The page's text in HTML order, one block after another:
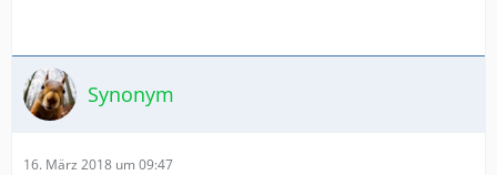
Synonym
16. März 2018 um 09:47